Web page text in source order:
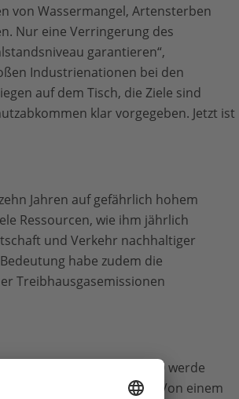
von Wassermangel, Artensterben
Nur eine Verringerung des
garantieren“,
Industrienationen bei den
auf dem Tisch, die Ziele sind
klar vorgegeben. Jetzt ist
Jahren auf gefährlich hohem
Ressourcen, wie ihm jährlich
und Verkehr nachhaltiger
habe zudem die
Treibhausgasemissionen
Der Klimaschutzplan 2050 werde
politischen Fehler“. Von einem